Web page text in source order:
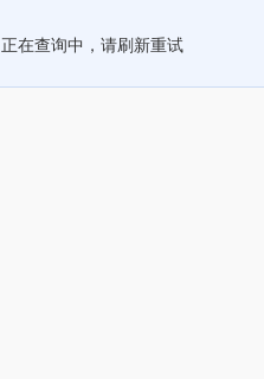
正在查询中，请刷新重试